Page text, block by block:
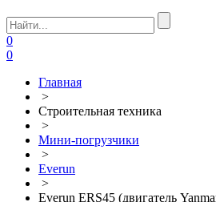
0
0
Главная
>
Строительная техника
>
Мини-погрузчики
>
Everun
>
Everun ERS45 (двигатель